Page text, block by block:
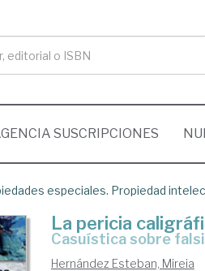
SUSCRIPCIONES
especiales. Propiedad
La pericia
Casuística sobre
Hernández Esteban, Mireia